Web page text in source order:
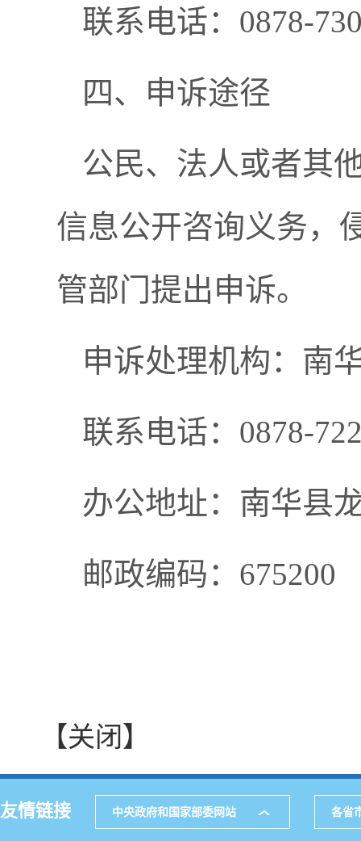
联系电话：0878-
四、申诉途径
公民、法人或者其
信息公开咨询义务，
管部门提出申诉。
申诉处理机构：南
联系电话：0878-
办公地址：南华县
邮政编码：675200
【关闭】
友情链接 中央政府和国家部委网站 各省